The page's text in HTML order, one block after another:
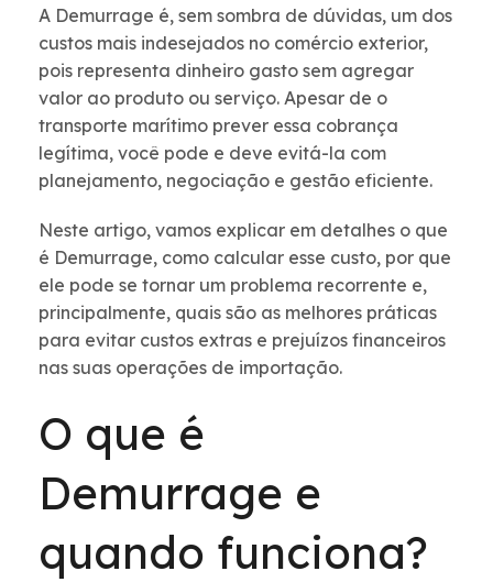
A Demurrage é, sem sombra de dúvidas, um dos
custos mais indesejados no comércio exterior,
pois representa dinheiro gasto sem agregar
valor ao produto ou serviço. Apesar de o
transporte marítimo prever essa cobrança
legítima, você pode e deve evitá-la com
planejamento, negociação e gestão eficiente.
Neste artigo, vamos explicar em detalhes o que
é Demurrage, como calcular esse custo, por que
ele pode se tornar um problema recorrente e,
principalmente, quais são as melhores práticas
para evitar custos extras e prejuízos financeiros
nas suas operações de importação.
O que é
Demurrage e
quando funciona?